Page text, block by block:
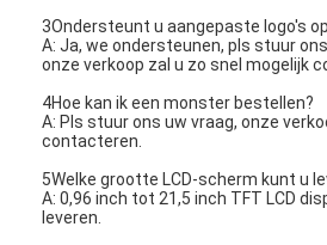
3Ondersteunt u aangepaste logo's
A: Ja, we ondersteunen, pls stuur
onze verkoop zal u zo snel mogelijk
4Hoe kan ik een monster bestellen?
A: Pls stuur ons uw vraag, onze
contacteren.
5Welke grootte LCD-scherm kunt u
A: 0,96 inch tot 21,5 inch TFT LCD
leveren.